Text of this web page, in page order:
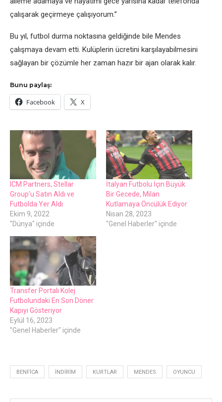
çalışarak geçirmeye çalışıyorum.”
Bu yıl, futbol durma noktasına geldiğinde bile Mendes
çalışmaya devam etti. Kulüplerin ücretini karşılayabilmesini
sağlayan bir çözümle her zaman hazır bir ajan olarak kalır.
Bunu paylaş:
Facebook X
ICM Partners, Stellar
Group’u Satın Aldı ve
Futbolda Yer Aldı
Ekim 9, 2022
"Dünya" içinde
İtalyan Futbolu İçin Büyük
Bir Gecede, Milan
Kutlamaya Öncülük Ediyor
Nisan 28, 2023
"Genel Haberler" içinde
Transfer Portalı Kolej
Futbolundaki En Son Döner
Kapıyı Gösteriyor
Eylül 16, 2023
"Genel Haberler" içinde
BENFICA İNDIRIM KURTLAR MENDES OYUNCU